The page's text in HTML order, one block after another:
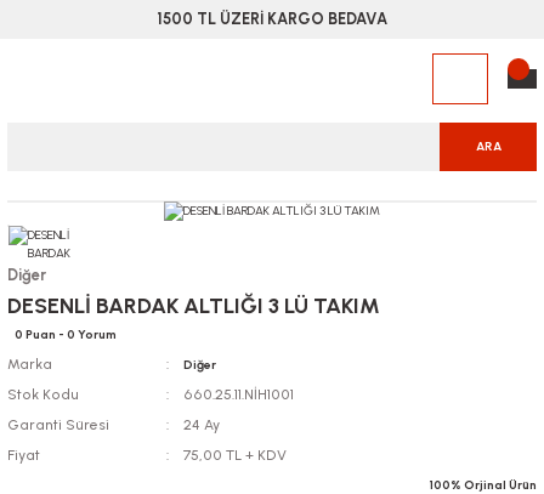
1500 TL ÜZERİ KARGO BEDAVA
ARA
Diğer
DESENLİ BARDAK ALTLIĞI 3 LÜ TAKIM
0 Puan - 0 Yorum
Marka Diğer
Stok Kodu
660.25.11.NİH1001
Garanti Süresi
24 Ay
Fiyat
75,00 TL + KDV
100% Orjinal Ürün